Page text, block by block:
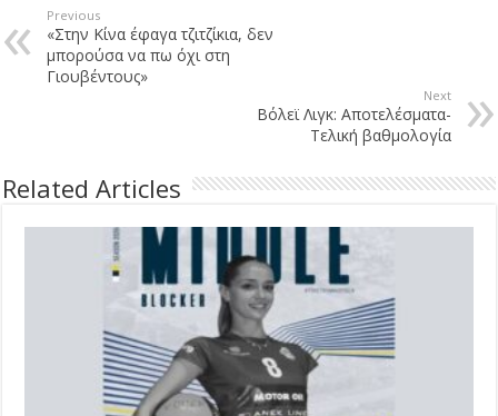
Previous
«Στην Κίνα έφαγα τζιτζίκια, δεν
μπορούσα να πω όχι στη
Γιουβέντους»
Next
Βόλεϊ Λιγκ: Αποτελέσματα-
Τελική βαθμολογία
Related Articles